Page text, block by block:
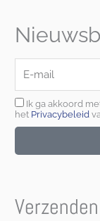
mail
Ik ga akkoord
het Privacybeleid
Verzenden